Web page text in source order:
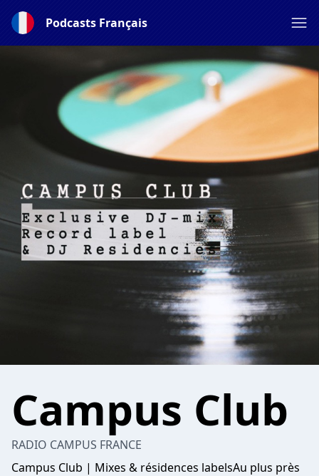
Podcasts Français
Campus Club
RADIO CAMPUS FRANCE
Campus Club | Mixes & résidences labelsAu plus près